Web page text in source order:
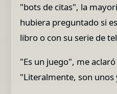
"bots de citas", la
hubiera preguntado si
libro o con su serie de
"Es un juego", me
"Literalmente, son unos